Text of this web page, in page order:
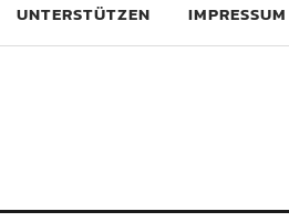
UNTERSTÜTZEN IMPRESSUM